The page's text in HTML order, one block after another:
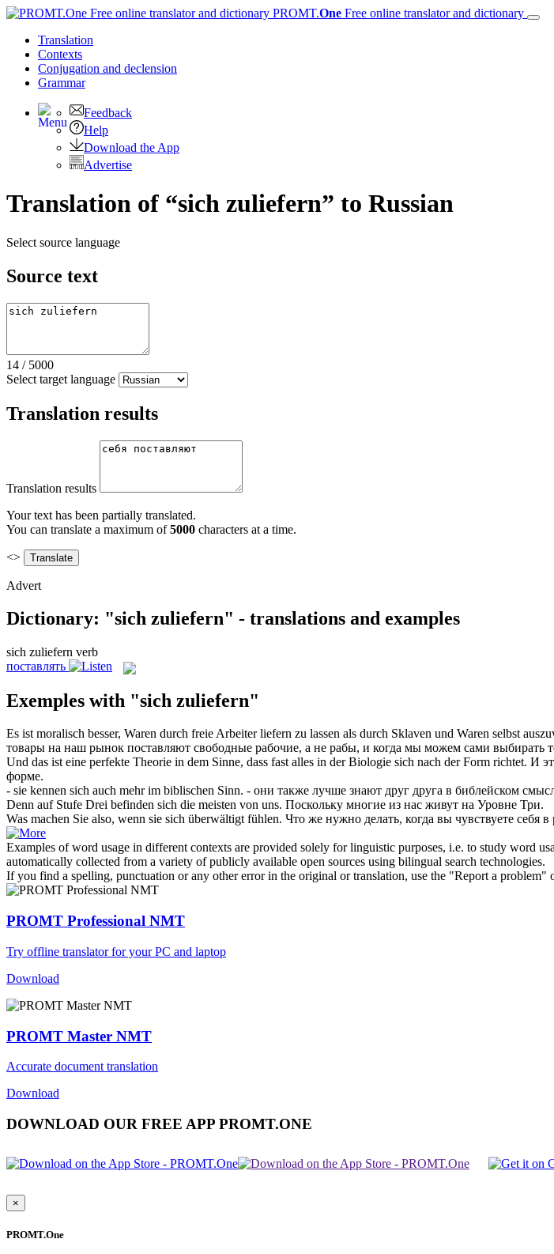
PROMT.One Free online translator and dictionary
Translation
Contexts
Conjugation and declension
Grammar
Feedback
Help
Download the App
Advertise
Translation of “sich zuliefern” to Russian
Select source language
Source text
14 / 5000
Select target language
Translation results
Translation results
Your text has been partially translated.
You can translate a maximum of5000 characters at a time.
<>
Advert
Dictionary: "sich zuliefern" - translations and examples
sich zuliefern verb
поставлять
Exemples with "sich zuliefern"
Es ist moralisch besser, Waren durch freie Arbeiterliefern zu lassen als durch Sklaven und Waren selbst
товары на наш рынок поставляют свободные рабочие, а не рабы, и когда мы можем сами выбирать
Und das ist eine perfekte Theorie in dem Sinne, dass fast alles in der Biologie sich nach der Form richtet. И
форме.
- sie kennen sich auch mehr im biblischen Sinn. - они также лучше знают друг друга в библейском
Denn auf Stufe Drei befinden sich die meisten von uns. Поскольку многие из нас живут на Уровне Три.
Was machen Sie also, wenn sie sich überwältigt fühlen. Что же нужно делать, когда вы чувствуете себя в
Examples of word usage in different contexts are provided solely for linguistic purposes, i.e. to study word
automatically collected from a variety of publicly available open sources using bilingual search technologies.
If you find a spelling, punctuation or any other error in the original or translation, use the "Report a problem"
PROMT Professional NMT
Try offline translator for your PC and laptop
Download
PROMT Master NMT
Accurate document translation
Download
DOWNLOAD OUR FREE APP PROMT.ONE
×
PROMT.One